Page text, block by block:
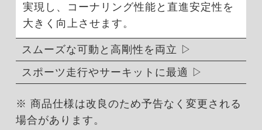
実現し、コーナリング性能と直進安定性を
大きく向上させます。
スムーズな可動と高剛性を両立
スポーツ走行やサーキットに最適
※ 商品仕様は改良のため予告なく変更される
場合があります。